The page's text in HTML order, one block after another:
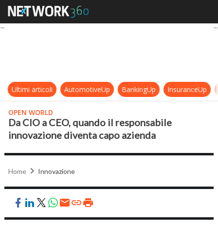
Da CIO a CEO, quando il
Ultimi articoli AutomotiveUp BankingUp InsuranceUp
OPEN WORLD
Da CIO a CEO, quando il responsabile
innovazione diventa capo azienda
Home Innovazione